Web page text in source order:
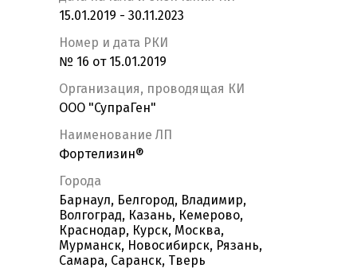
15.01.2019 - 30.11.2023
Номер и дата РКИ
№ 16 от 15.01.2019
Организация, проводящая КИ
ООО "СупраГен"
Наименование ЛП
Фортелизин®
Города
Барнаул, Белгород, Владимир,
Волгоград, Казань, Кемерово,
Краснодар, Курск, Москва,
Мурманск, Новосибирск, Рязань,
Самара, Саранск, Тверь